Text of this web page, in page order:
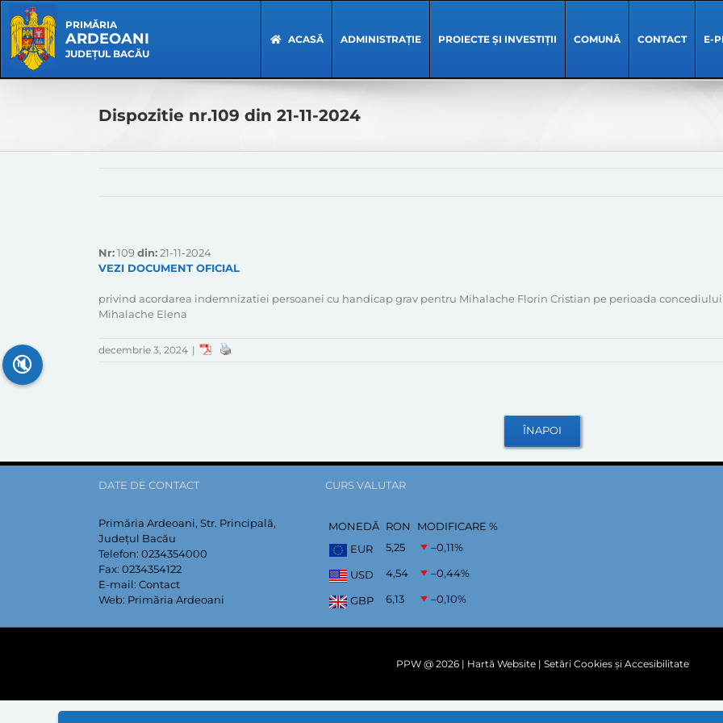
content
Navigation
PRIMĂRIA
ARDEOANI
JUDEȚUL BACĂU
ACASĂ ADMINISTRAȚIE PROIECTE ȘI INVESTIȚII COMUNĂ CONTACT E-
Dispozitie nr.109 din 21-11-2024
Nr:109din:21-11-2024
VEZI DOCUMENT OFICIAL
privind acordarea indemnizatiei persoanei cu handicap grav pentru Mihalache Florin Cristian pe perioada
Mihalache Elena
decembrie 3, 2024 |
DATE DE CONTACT
Primăria Ardeoani, Str. Principală,
Județul Bacău
Telefon: 0234354000
Fax: 0234354122
E-mail: Contact
Web: Primăria Ardeoani
CURS VALUTAR
MONEDĂ RON
MODIFICARE %
EUR
5,25 –0,11%
USD 4,54 –0,44%
GBP 6,13 –0,10%
PPW @ 2026 | Hartă Website| Setări Cookies și Accesibilitate
🔇